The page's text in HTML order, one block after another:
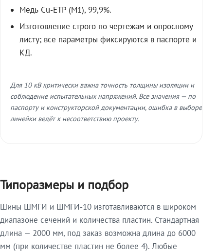
Медь Cu-ETP (M1), 99,9%.
Изготовление строго по чертежам и опросному
листу; все параметры фиксируются в паспорте и
КД.
Для 10 кВ критически важна точность толщины изоляции и
соблюдение испытательных напряжений. Все значения — по
паспорту и конструкторской документации, ошибка в выборе
линейки ведёт к несоответствию проекту.
Типоразмеры и подбор
Шины ШМГИ и ШМГИ-10 изготавливаются в широком
диапазоне сечений и количества пластин. Стандартная
длина — 2000 мм, под заказ возможна длина до 6000
мм (при количестве пластин не более 4). Любые